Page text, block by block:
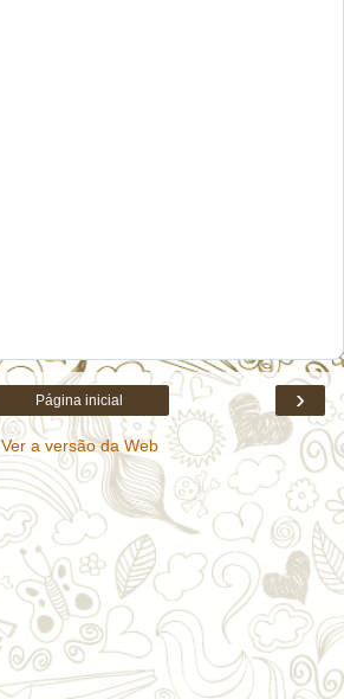
›
Página inicial
Ver a versão da Web